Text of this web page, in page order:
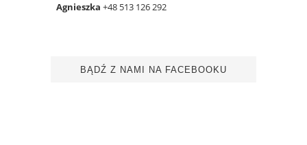
Agnieszka +48 513 126 292
BĄDŹ Z NAMI NA FACEBOOKU